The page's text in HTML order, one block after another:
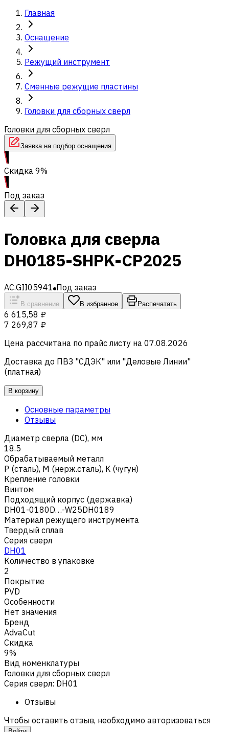
Главная
Оснащение
Режущий инструмент
Сменные режущие пластины
Головки для сборных сверл
Головки для сборных сверл
Заявка на подбор оснащения
Скидка 9%
Под заказ
Головка для сверла
DH0185-SHPK-CP2025
AC.GII05941 Под заказ
В сравнение В избранное Распечатать
6 615,58 ₽
7 269,87 ₽
Цена рассчитана по прайс листу на 07.08.2026
Доставка до ПВЗ "СДЭК" или "Деловые Линии"
(платная)
В корзину
Основные параметры
Отзывы
Диаметр сверла (DC), мм
18.5
Обрабатываемый металл
Р (сталь), M (нерж.сталь), K (чугун)
Крепление головки
Винтом
Подходящий корпус (державка)
DH01-0180D…-W25DH0189
Материал режущего инструмента
Твердый сплав
Серия сверл
DH01
Количество в упаковке
2
Покрытие
PVD
Особенности
Нет значения
Бренд
AdvaCut
Скидка
9%
Вид номенклатуры
Головки для сборных сверл
Серия сверл: DH01
Отзывы
Чтобы оставить отзыв, необходимо авторизоваться